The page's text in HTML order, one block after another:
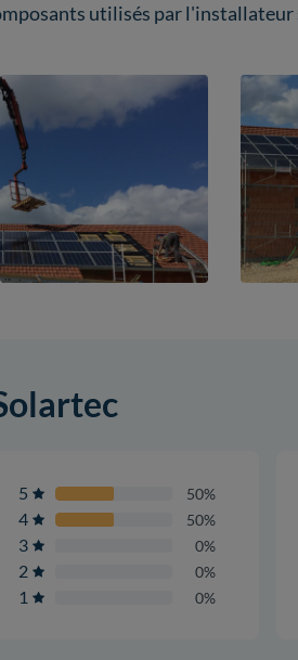
utilisés par
5 50%
4 50%
3 0%
2 0%
1 0%